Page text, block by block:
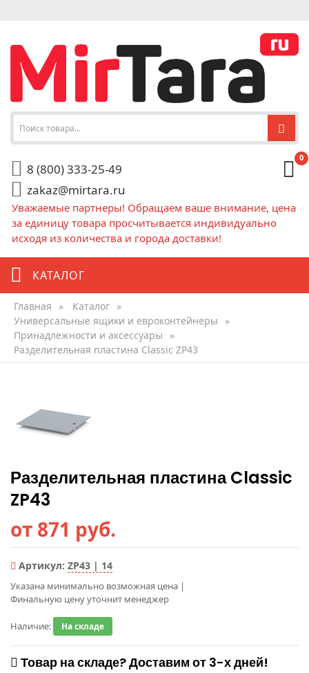
8 (800) 333-25-49
zakaz@mirtara.ru
0
Уважаемые партнеры! Обращаем ваше внимание, цена
за единицу товара просчитывается индивидуально
исходя из количества и города доставки!
КАТАЛОГ
Главная » Каталог »
Универсальные ящики и евроконтейнеры
»
Принадлежности и аксессуары
»
Разделительная пластина Classic ZP43
Разделительная пластина Classic
ZP43
от 871 руб.
Артикул: ZP43 | 14
Указана минимально возможная цена |
Финальную цену уточнит менеджер
Наличие: На складе
Товар на складе? Доставим от 3-х дней!